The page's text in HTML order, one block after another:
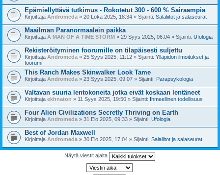
Epämiellyttävä tutkimus - Rokotetut 300 - 600 % Sairaampia
Kirjoittaja Andromeda » 20 Loka 2025, 18:34 » Sijainti: Salaliitot ja salaseurat
Maailman Paranormaalein paikka
Kirjoittaja A MAN OF A TIME STORM » 29 Syys 2025, 06:04 » Sijainti: Ufologia
Rekisteröityminen foorumille on tilapäisesti suljettu
Kirjoittaja Andromeda » 25 Syys 2025, 11:12 » Sijainti: Ylläpidon ilmoitukset ja
foorumi
This Ranch Makes Skinwalker Look Tame
Kirjoittaja Andromeda » 23 Syys 2025, 09:07 » Sijainti: Parapsykologia
Valtavan suuria lentokoneita jotka eivät koskaan lentäneet
Kirjoittaja ekhnaton » 11 Syys 2025, 19:50 » Sijainti: Ihmeellinen todellisuus
Four Alien Civilizations Secretly Thriving on Earth
Kirjoittaja Andromeda » 31 Elo 2025, 09:33 » Sijainti: Ufologia
Best of Jordan Maxwell
Kirjoittaja Andromeda » 30 Elo 2025, 17:04 » Sijainti: Salaliitot ja salaseurat
Näytä viestit ajalta